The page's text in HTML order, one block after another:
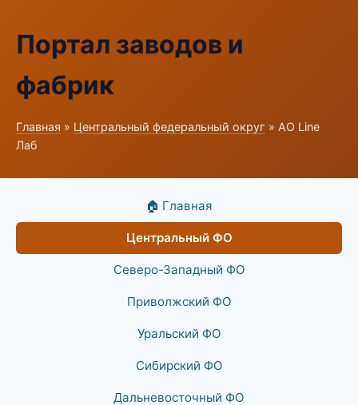
Портал заводов и
фабрик
Главная » Центральный федеральный округ » АО Line
Лаб
🏠 Главная
Центральный ФО
Северо-Западный ФО
Приволжский ФО
Уральский ФО
Сибирский ФО
Дальневосточный ФО